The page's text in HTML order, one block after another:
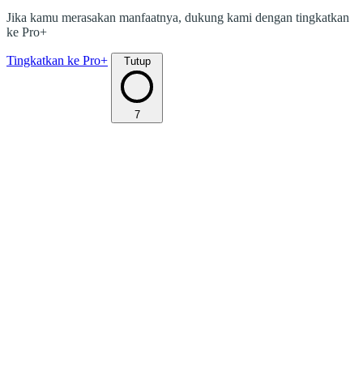
Jika kamu merasakan manfaatnya, dukung kami dengan tingkatkan
ke Pro+
Tingkatkan ke Pro+ Tutup
7